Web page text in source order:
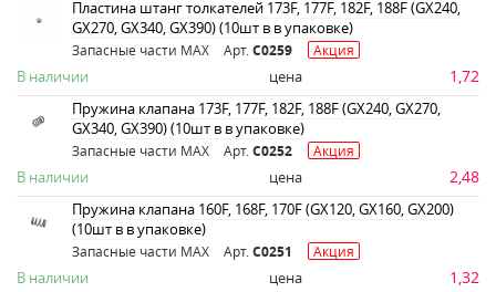
Пластина штанг толкателей 173F, 177F, 182F, 188F (GX240,
GX270, GX340, GX390) (10шт в в упаковке)
Запасные части MAX Арт. C0259 Акция
В наличии цена 1,72
Пружина клапана 173F, 177F, 182F, 188F (GX240, GX270,
GX340, GX390) (10шт в в упаковке)
Запасные части MAX Арт. C0252 Акция
В наличии цена 2,48
Пружина клапана 160F, 168F, 170F (GX120, GX160, GX200)
(10шт в в упаковке)
Запасные части MAX Арт. C0251 Акция
В наличии цена 1,32